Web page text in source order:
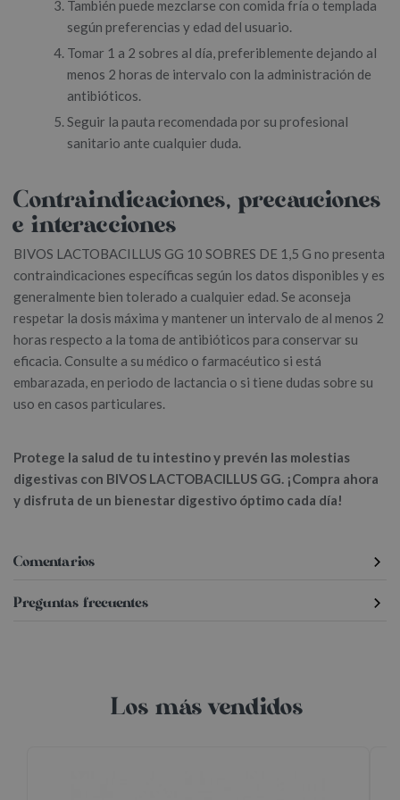
También puede mezclarse con comida fría o templada
según preferencias y edad del usuario.
Tomar 1 a 2 sobres al día, preferiblemente dejando al
menos 2 horas de intervalo con la administración de
antibióticos.
Seguir la pauta recomendada por su profesional
sanitario ante cualquier duda.
Contraindicaciones, precauciones
e interacciones
BIVOS LACTOBACILLUS GG 10 SOBRES DE 1,5 G no presenta
contraindicaciones específicas según los datos disponibles y es
generalmente bien tolerado a cualquier edad. Se aconseja
respetar la dosis máxima y mantener un intervalo de al menos 2
horas respecto a la toma de antibióticos para conservar su
eficacia. Consulte a su médico o farmacéutico si está
embarazada, en periodo de lactancia o si tiene dudas sobre su
uso en casos particulares.
Protege la salud de tu intestino y prevén las molestias
digestivas con BIVOS LACTOBACILLUS GG. ¡Compra ahora
y disfruta de un bienestar digestivo óptimo cada día!
Comentarios
Preguntas frecuentes
Los más vendidos